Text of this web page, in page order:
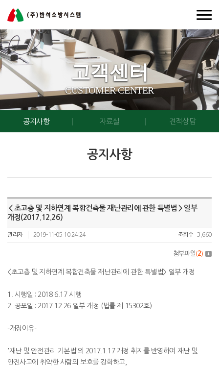
고객센터
CUSTOMER CENTER
공지사항 자료실 견적상담
공지사항
＜초고층 및 지하연계 복합건축물 재난관리에 관한 특별법＞일부
개정(2017.12.26)
관리자 2019-11-05 10:24:24 조회수 3,660
첨부파일(2)
<초고층 및 지하연계 복합건축물 재난관리에 관한 특별법> 일부 개정
1. 시행일 : 2018.6.17 시행
2. 공포일 : 2017.12.26 일부 개정 (법률 제 15302호)
-개정이유-
'재난 및 안전관리 기본법'의 2017.1.17 개정 취지를 반영하여 재난 및
안전사고에 취약한 사람의 보호를 강화하고,